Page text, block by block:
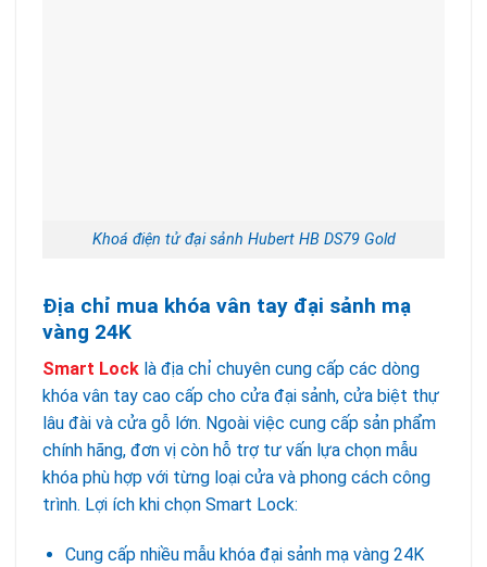
Khoá điện tử đại sảnh Hubert HB DS79 Gold
Địa chỉ mua khóa vân tay đại sảnh mạ
vàng 24K
Smart Lock là địa chỉ chuyên cung cấp các dòng
khóa vân tay cao cấp cho cửa đại sảnh, cửa biệt thự
lâu đài và cửa gỗ lớn. Ngoài việc cung cấp sản phẩm
chính hãng, đơn vị còn hỗ trợ tư vấn lựa chọn mẫu
khóa phù hợp với từng loại cửa và phong cách công
trình. Lợi ích khi chọn Smart Lock:
Cung cấp nhiều mẫu khóa đại sảnh mạ vàng 24K